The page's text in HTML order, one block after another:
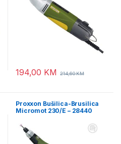
194,00 KM 214,60KM
Proxxon Bušilica-Brusilica
Micromot 230/E – 28440